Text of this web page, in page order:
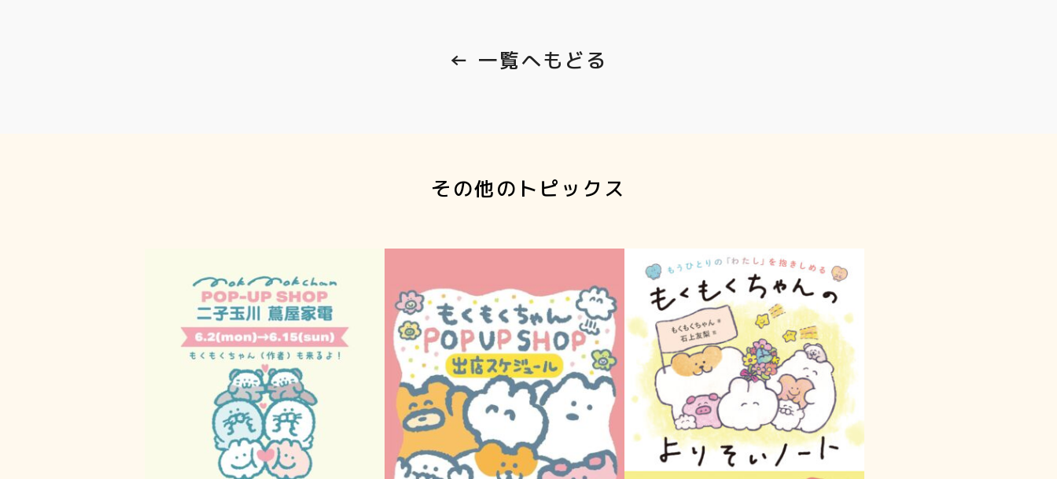
← 一覧へもどる
その他のトピックス